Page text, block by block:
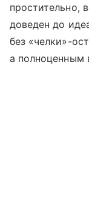
простительно,
доведен до
без «челки»-
а полноценным